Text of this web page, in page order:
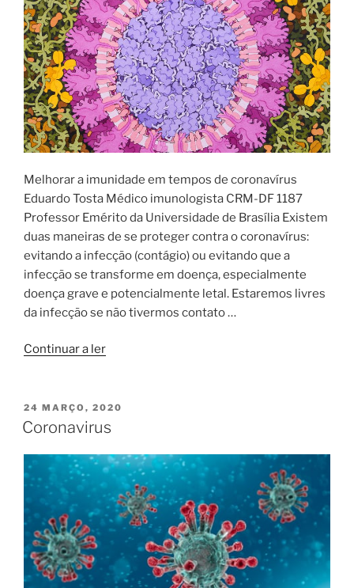
Melhorar a imunidade em tempos de coronavírus
Eduardo Tosta Médico imunologista CRM-DF 1187
Professor Emérito da Universidade de Brasília Existem
duas maneiras de se proteger contra o coronavírus:
evitando a infecção (contágio) ou evitando que a
infecção se transforme em doença, especialmente
doença grave e potencialmente letal. Estaremos livres
da infecção se não tivermos contato …
Continuar a ler“Melhorar
PUBLICADO
EM
24 MARÇO, 2020
Coronavirus